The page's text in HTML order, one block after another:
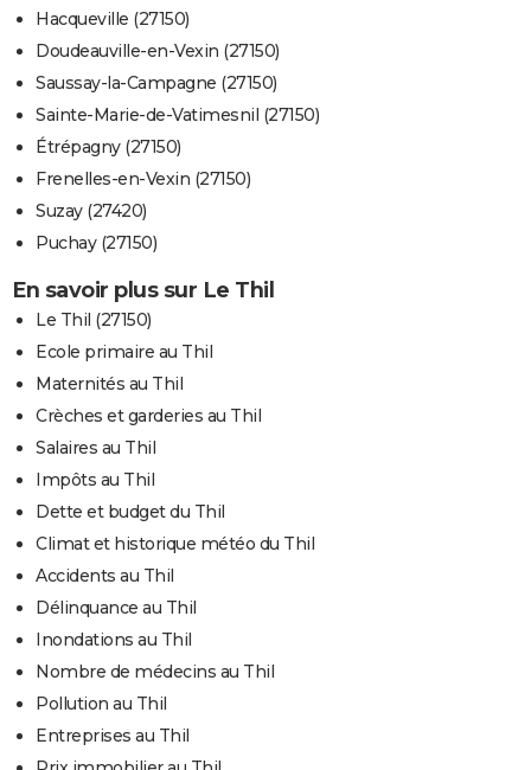
Hacqueville (27150)
Doudeauville-en-Vexin (27150)
Saussay-la-Campagne (27150)
Sainte-Marie-de-Vatimesnil (27150)
Étrépagny (27150)
Frenelles-en-Vexin (27150)
Suzay (27420)
Puchay (27150)
En savoir plus sur Le Thil
Le Thil (27150)
Ecole primaire au Thil
Maternités au Thil
Crèches et garderies au Thil
Salaires au Thil
Impôts au Thil
Dette et budget du Thil
Climat et historique météo du Thil
Accidents au Thil
Délinquance au Thil
Inondations au Thil
Nombre de médecins au Thil
Pollution au Thil
Entreprises au Thil